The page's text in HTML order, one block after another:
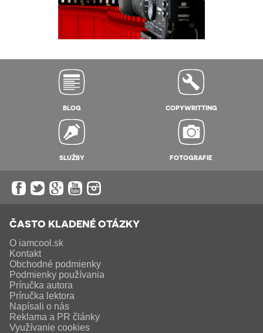
BLOG COPYWRITTING
SLUŽBY FOTOGRAFIE
ČASTO KLADENÉ OTÁZKY
O iamcool.sk
Kontakt
Obchodné podmienky
Podmienky používania
Príručka autora
Príručka lektora
Napísali o nás
Reklama a PR články
Využívanie cookies